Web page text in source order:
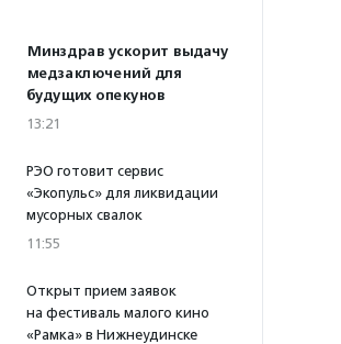
Минздрав ускорит выдачу
медзаключений для
будущих опекунов
13:21
РЭО готовит сервис
«Экопульс» для ликвидации
мусорных свалок
11:55
Открыт прием заявок
на фестиваль малого кино
«Рамка» в Нижнеудинске